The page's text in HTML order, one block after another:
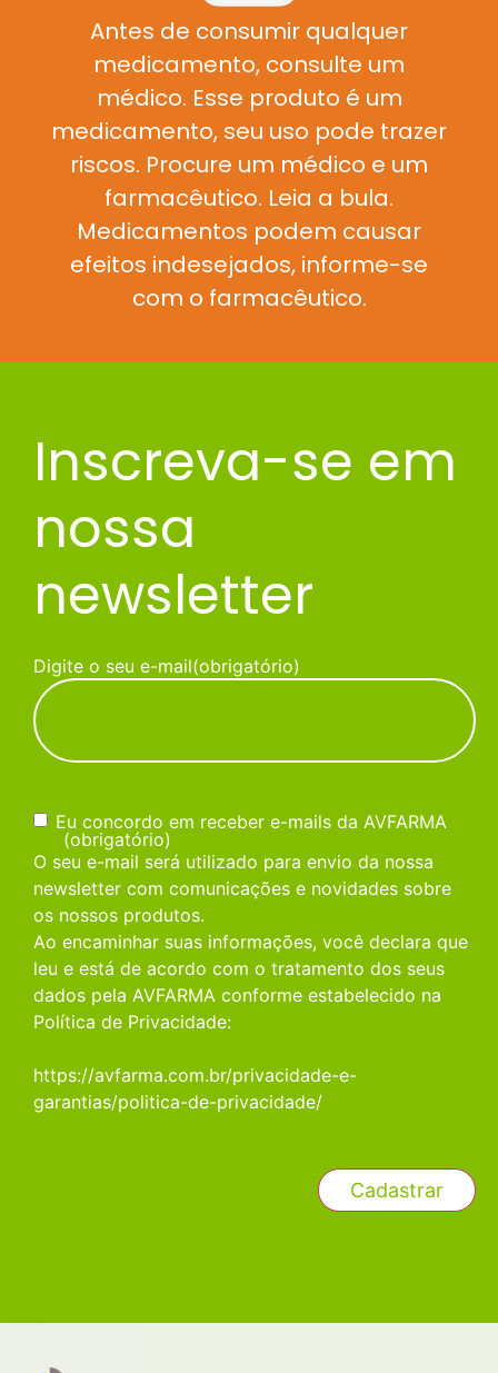
Antes de consumir qualquer
medicamento, consulte um
médico. Esse produto é um
medicamento, seu uso pode trazer
riscos. Procure um médico e um
farmacêutico. Leia a bula.
Medicamentos podem causar
efeitos indesejados, informe-se
com o farmacêutico.
Inscreva-se em
nossa
newsletter
Digite o seu e-mail(obrigatório)
Consentimento(obrigatório)
Eu concordo em receber e-mails da AVFARMA
(obrigatório)
O seu e-mail será utilizado para envio da nossa
newsletter com comunicações e novidades sobre
os nossos produtos.
Ao encaminhar suas informações, você declara que
leu e está de acordo com o tratamento dos seus
dados pela AVFARMA conforme estabelecido na
Política de Privacidade:
https://avfarma.com.br/privacidade-e-
garantias/politica-de-privacidade/